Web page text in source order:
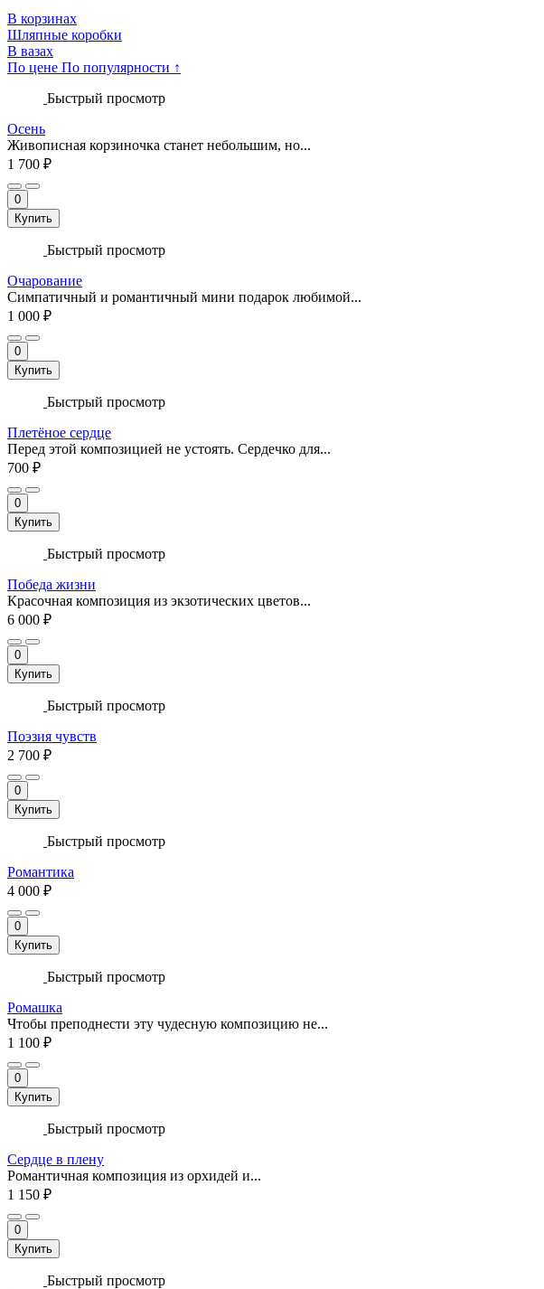
В корзинах
Шляпные коробки
В вазах
По цене По популярности ↑
Быстрый просмотр
Осень
Живописная корзиночка станет небольшим, но...
1 700 ₽
0
Купить
Быстрый просмотр
Очарование
Симпатичный и романтичный мини подарок любимой...
1 000 ₽
0
Купить
Быстрый просмотр
Плетёное сердце
Перед этой композицией не устоять. Сердечко для...
700 ₽
0
Купить
Быстрый просмотр
Победа жизни
Красочная композиция из экзотических цветов...
6 000 ₽
0
Купить
Быстрый просмотр
Поэзия чувств
2 700 ₽
0
Купить
Быстрый просмотр
Романтика
4 000 ₽
0
Купить
Быстрый просмотр
Ромашка
Чтобы преподнести эту чудесную композицию не...
1 100 ₽
0
Купить
Быстрый просмотр
Сердце в плену
Романтичная композиция из орхидей и...
1 150 ₽
0
Купить
Быстрый просмотр